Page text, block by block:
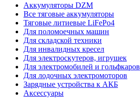
Аккумуляторы DZM
Все тяговые аккумуляторы
Тяговые литиевые LiFePo4
Для поломоечных машин
Для складской техники
Для инвалидных кресел
Для электроскутеров, игрушек
Для электромобилей и гольфкаров
Для лодочных электромоторов
Зарядные устройства к АКБ
Аксессуары